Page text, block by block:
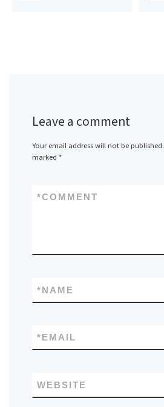
Leave a comment
Your email address will not be published.
marked *
COMMENT
*
NAME
*
EMAIL
*
WEBSITE